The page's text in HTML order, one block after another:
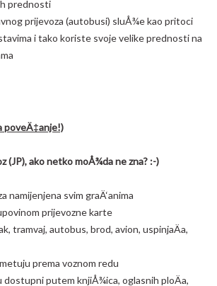
prednosti
prijevoza (autobusi) sluÅ¾e kao pritoci
i tako koriste svoje velike prednosti na
poveÄ‡anje!)
(JP), ako netko moÅ¾da ne zna? :-)
namijenjena svim graÄ‘anima
prijevozne karte
tramvaj, autobus, brod, avion, uspinjaÄa,
prema voznom redu
dostupni putem knjiÅ¾ica, oglasnih ploÄa,